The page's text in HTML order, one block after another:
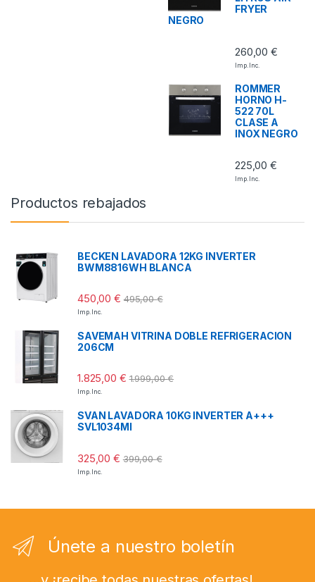
FRYER
NEGRO
260,00€
Imp. Inc.
ROMMER
HORNO H-
522 70L
CLASE A
INOX NEGRO
225,00€
Imp. Inc.
Productos rebajados
BECKEN LAVADORA 12KG INVERTER
BWM8816WH BLANCA
450,00€ 495,00€
Imp. Inc.
SAVEMAH VITRINA DOBLE REFRIGERACION
206CM
1.825,00 € 1.999,00€
Imp. Inc.
SVAN LAVADORA 10KG INVERTER A+++
SVL1034MI
325,00€ 399,00€
Imp. Inc.
Únete a nuestro boletín